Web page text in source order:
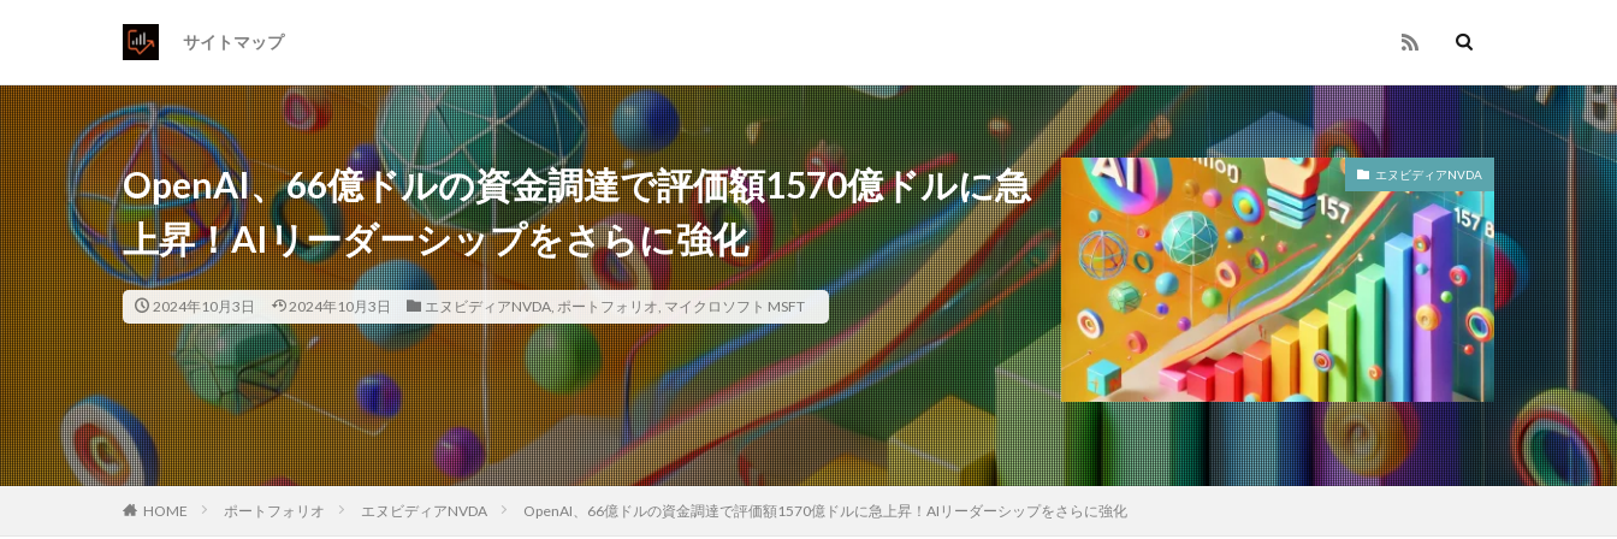
サイトマップ
OpenAI、66億ドルの資金調達で評価額1570億ドルに急
上昇！AIリーダーシップをさらに強化
2024年10月3日 2024年10月3日 エヌビディアNVDA, ポートフォリオ, マイクロソフト MSFT
エヌビディアNVDA
HOME ポートフォリオ エヌビディアNVDA OpenAI、66億ドルの資金調達で評価額1570億ドルに急上昇！AIリーダーシップをさらに強化